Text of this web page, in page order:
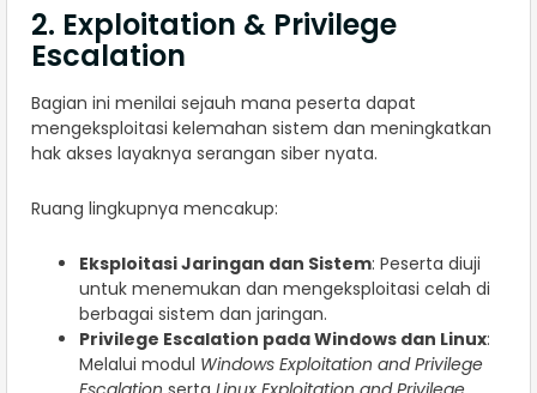
2. Exploitation & Privilege
Escalation
Bagian ini menilai sejauh mana peserta dapat
mengeksploitasi kelemahan sistem dan meningkatkan
hak akses layaknya serangan siber nyata.
Ruang lingkupnya mencakup:
Eksploitasi Jaringan dan Sistem: Peserta diuji
untuk menemukan dan mengeksploitasi celah di
berbagai sistem dan jaringan.
Privilege Escalation pada Windows dan Linux:
Melalui modul Windows Exploitation and Privilege